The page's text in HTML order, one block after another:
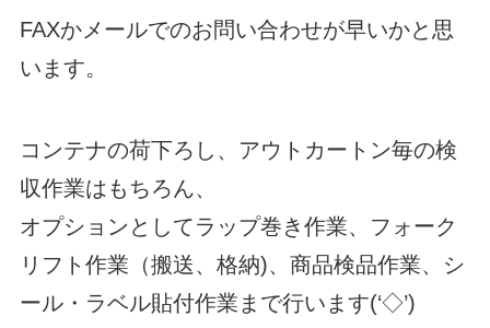
FAXかメールでのお問い合わせが早いかと思
います。
コンテナの荷下ろし、アウトカートン毎の検
収作業はもちろん、
オプションとしてラップ巻き作業、フォーク
リフト作業（搬送、格納)、商品検品作業、シ
ール・ラベル貼付作業まで行います(‘◇’)ゞ